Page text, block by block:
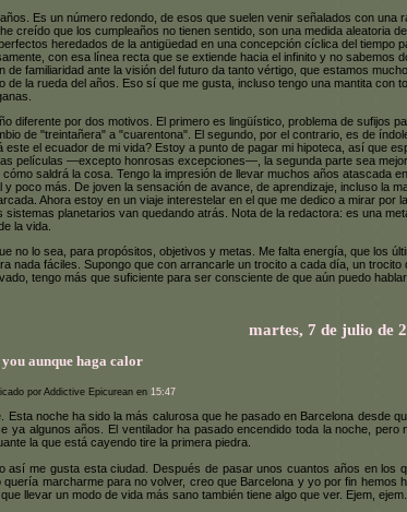
Es un número redondo, de esos que suelen venir señalados con una
creído que los cumpleaños no tienen sentido, son una medida aleatoria de
heredados de la antigüedad en una concepción cíclica del tiempo
con esa línea recta que se extiende hacia el infinito y no sabemos
de familiaridad ante la visión del futuro da tanto vértigo, que estamos mucho
de la rueda del años. Eso sí que me gusta, incluso tengo una mantita con
diferente por dos motivos. El primero es lingüístico, problema de sufijos
de "treintañera" a "cuarentona". El segundo, por el contrario, es de
este el ecuador de mi vida? Estoy a punto de pagar mi hipoteca, así que
películas —excepto honrosas excepciones—, la segunda parte sea
saldrá la cosa. Tengo la impresión de llevar muchos años atascada
y poco más. De joven la sensación de avance, de aprendizaje, incluso la
Ahora estoy en un viaje interestelar en el que me dedico a mirar por la
sistemas planetarios van quedando atrás. Nota de la redactora: es una
la vida.
no lo sea, para propósitos, objetivos y metas. Me falta energía, que los
nada fáciles. Supongo que con arrancarle un trocito a cada día, un trocito
tengo más que suficiente para ser consciente de que aún puedo
martes, 7 de julio de
aunque haga calor
por Addictive Epicurean en 15:47
Esta noche ha sido la más calurosa que he pasado en Barcelona desde
ya algunos años. El ventilador ha pasado encendido toda la noche, pero
la que está cayendo tire la primera piedra.
así me gusta esta ciudad. Después de pasar unos cuantos años en los
quería marcharme para no volver, creo que Barcelona y yo por fin hemos
llevar un modo de vida más sano también tiene algo que ver. Ejem, ejem.